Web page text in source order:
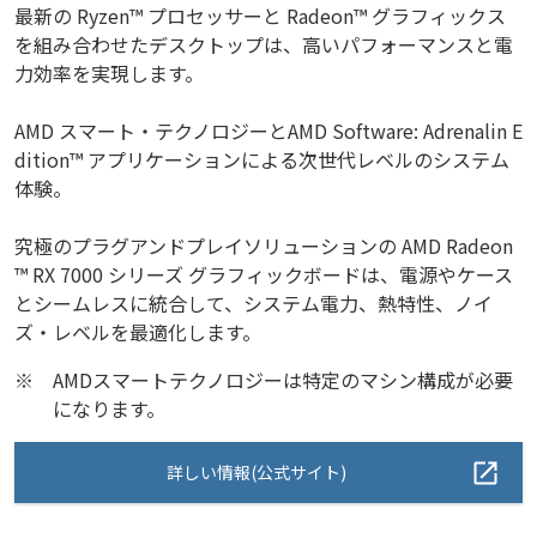
最新の Ryzen™ プロセッサーと Radeon™ グラフィックス
を組み合わせたデスクトップは、高いパフォーマンスと電
力効率を実現します。
AMD スマート・テクノロジーとAMD Software: Adrenalin E
dition™ アプリケーションによる次世代レベルのシステム
体験。
究極のプラグアンドプレイソリューションの AMD Radeon
™ RX 7000 シリーズ グラフィックボードは、電源やケース
とシームレスに統合して、システム電力、熱特性、ノイ
ズ・レベルを最適化します。
※
AMDスマートテクノロジーは特定のマシン構成が必要
になります。
詳しい情報(公式サイト)